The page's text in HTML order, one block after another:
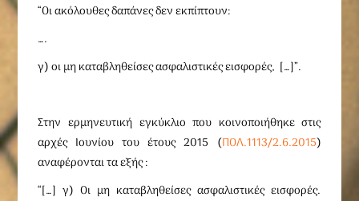
“Οι ακόλουθες δαπάνες δεν εκπίπτουν:
….
γ) οι μη καταβληθείσες ασφαλιστικές εισφορές, […]”.
Στην ερμηνευτική εγκύκλιο που κοινοποιήθηκε στις
αρχές Ιουνίου του έτους 2015 (ΠΟΛ.1113/2.6.2015)
αναφέρονται τα εξής:
“[…] γ) Οι μη καταβληθείσες ασφαλιστικές εισφορές.